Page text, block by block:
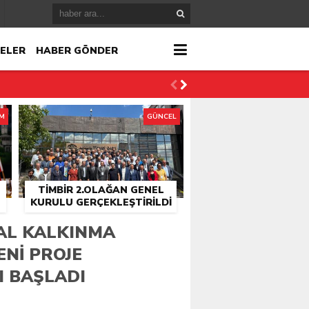
HABER GÖNDER
TİMBİR 2.OLAĞAN GENEL
KURULU GERÇEKLEŞTIRILDI
GÜNCEL
KALKINMA
PROJE
BAŞLADI